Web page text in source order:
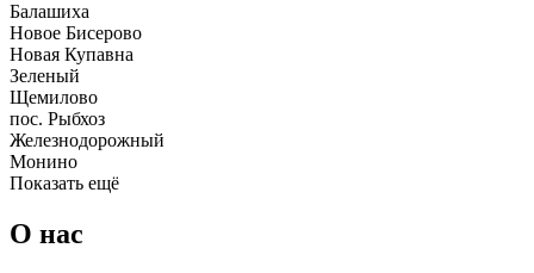
Балашиха
Новое Бисерово
Новая Купавна
Зеленый
Щемилово
пос. Рыбхоз
Железнодорожный
Монино
Показать ещё
О нас